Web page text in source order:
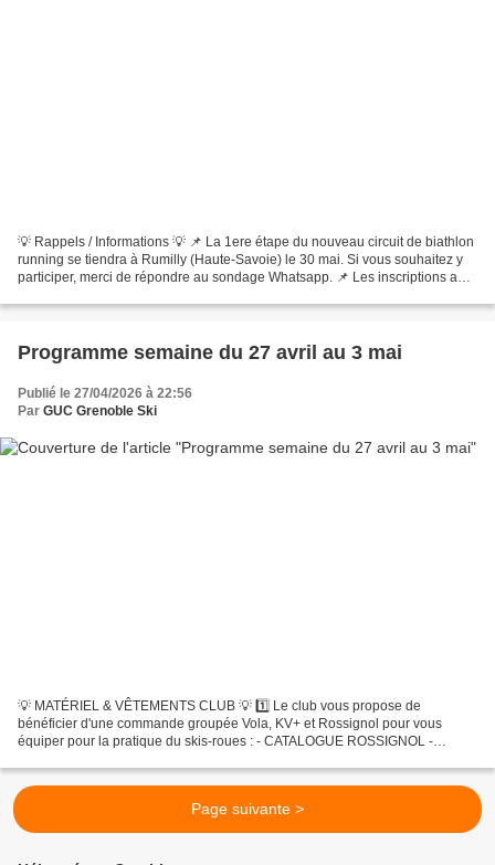
💡 Rappels / Informations 💡 📌 La 1ere étape du nouveau circuit de biathlon
running se tiendra à Rumilly (Haute-Savoie) le 30 mai. Si vous souhaitez y
participer, merci de répondre au sondage Whatsapp. 📌 Les inscriptions au
Programme semaine du 27 avril au 3 mai
Publié le 27/04/2026 à 22:56
Par GUC Grenoble Ski
💡 MATÉRIEL & VÊTEMENTS CLUB 💡 1️⃣ Le club vous propose de
bénéficier d'une commande groupée Vola, KV+ et Rossignol pour vous
équiper pour la pratique du skis-roues : - CATALOGUE ROSSIGNOL -
Page suivante >